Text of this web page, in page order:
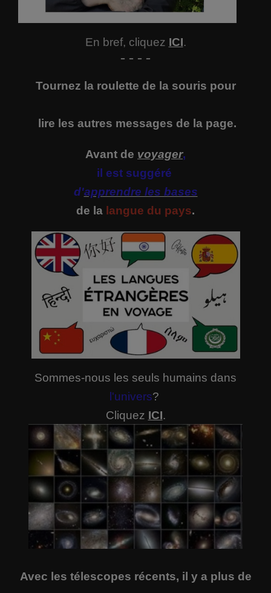
En bref, cliquez ICI.
- - - -
Tournez la roulette de la souris pour
lire les autres messages de la page.
Avant de voyager,
il est suggéré
d'apprendre les bases
de la langue du pays.
Sommes-nous les seuls humains dans
l'univers?
Cliquez ICI.
Avec les télescopes récents, il y a plus de